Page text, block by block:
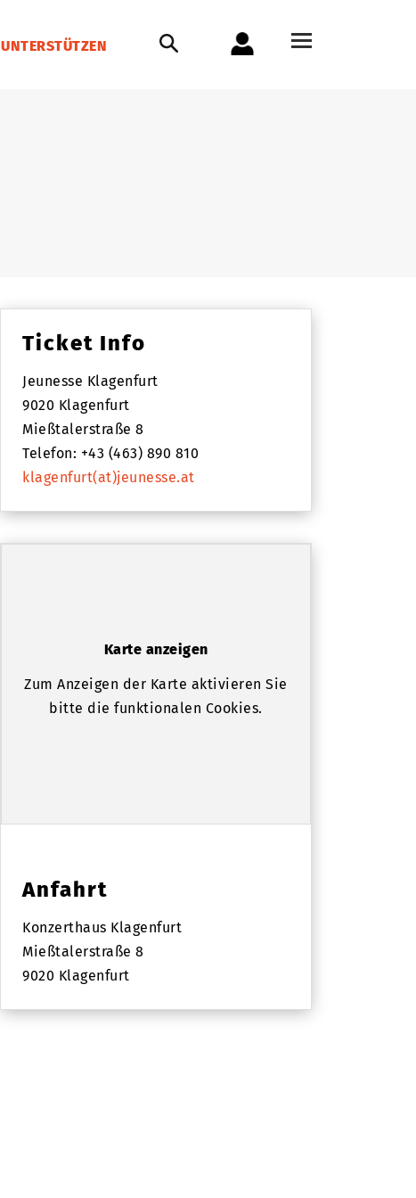
UNTERSTÜTZEN
Ticket Info
Jeunesse Klagenfurt
9020 Klagenfurt
Mießtalerstraße 8
Telefon: +43 (463) 890 810
klagenfurt(at)jeunesse.at
Karte anzeigen
Zum Anzeigen der Karte aktivieren Sie
bitte die funktionalen Cookies.
Anfahrt
Konzerthaus Klagenfurt
Mießtalerstraße 8
9020 Klagenfurt